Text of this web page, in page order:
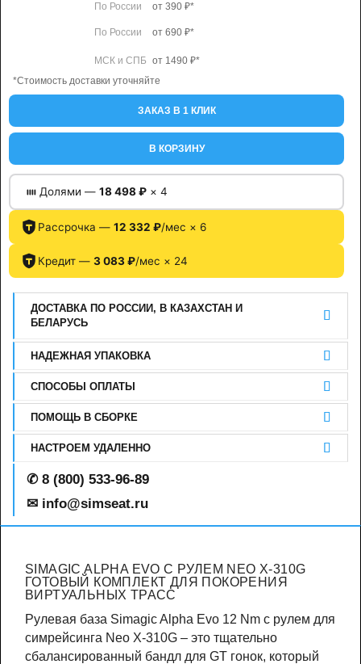
По России от 390 ₽*
По России от 690 ₽*
МСК и СПБ от 1490 ₽*
*Стоимость доставки уточняйте
ЗАКАЗ В 1 КЛИК
В КОРЗИНУ
Долями — 18 498 ₽× 4
Рассрочка — 12 332 ₽/мес × 6
Кредит — 3 083 ₽/мес × 24
ДОСТАВКА ПО РОССИИ, В КАЗАХСТАН И
БЕЛАРУСЬ
НАДЕЖНАЯ УПАКОВКА
СПОСОБЫ ОПЛАТЫ
ПОМОЩЬ В СБОРКЕ
НАСТРОЕМ УДАЛЕННО
✆ 8 (800) 533-96-89
✉ info@simseat.ru
SIMAGIC ALPHA EVO С РУЛЕМ NEO X-310G
ГОТОВЫЙ КОМПЛЕКТ ДЛЯ ПОКОРЕНИЯ
ВИРТУАЛЬНЫХ ТРАСС
Рулевая база Simagic Alpha Evo 12 Nm с рулем для
симрейсинга Neo X-310G – это тщательно
сбалансированный бандл для GT гонок, который